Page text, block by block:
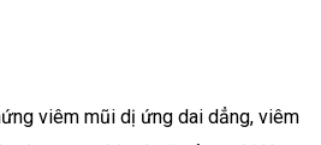
viêm mũi dị ứng dai dẳng, viêm